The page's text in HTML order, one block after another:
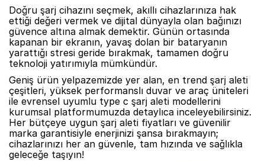
Doğru şarj cihazını seçmek, akıllı cihazlarınıza hak
ettiği değeri vermek ve dijital dünyayla olan bağınızı
güvence altına almak demektir. Günün ortasında
kapanan bir ekranın, yavaş dolan bir bataryanın
yarattığı stresi geride bırakmak, tamamen doğru
teknoloji yatırımıyla mümkündür.
Geniş ürün yelpazemizde yer alan, en trend şarj aleti
çeşitleri, yüksek performanslı duvar ve araç üniteleri
ile evrensel uyumlu type c şarj aleti modellerini
kurumsal platformumuzda detaylıca inceleyebilirsiniz.
Her bütçeye uygun şarj aleti fiyatları ve güvenilir
marka garantisiyle enerjinizi şansa bırakmayın;
cihazlarınızı her an güvenle, tam hızında ve sağlıkla
geleceğe taşıyın!